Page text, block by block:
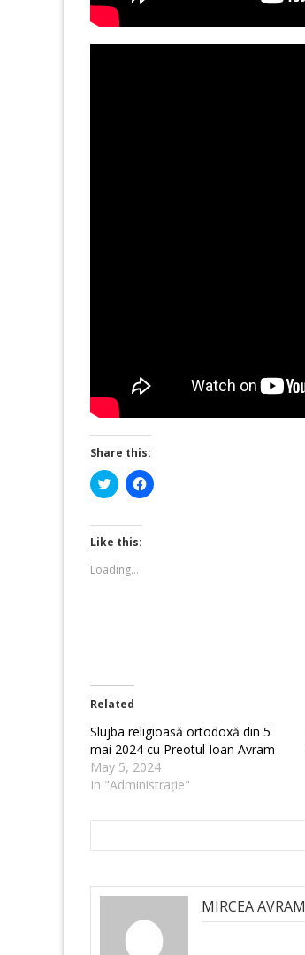
Share this:
Click
to
Twitter
(Opens
in
new
window)
Click
to
Like this:
Loading...
Related
Slujba religioasă ortodoxă din 5
mai 2024 cu Preotul Ioan Avram
May 5, 2024
In "Administrație"
MIRCEA AVRAM